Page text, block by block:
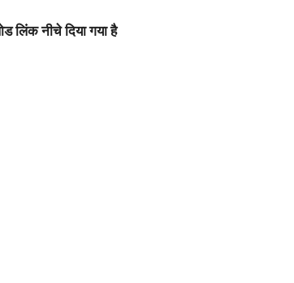
लिंक नीचे दिया गया है